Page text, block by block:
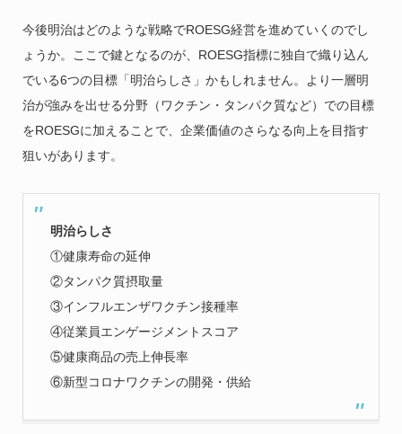
今後明治はどのような戦略でROESG経営を進めていくのでし
ょうか。ここで鍵となるのが、ROESG指標に独自で織り込ん
でいる6つの目標「明治らしさ」かもしれません。より一層明
治が強みを出せる分野（ワクチン・タンパク質など）での目標
をROESGに加えることで、企業価値のさらなる向上を目指す
狙いがあります。
明治らしさ
①健康寿命の延伸
②タンパク質摂取量
③インフルエンザワクチン接種率
④従業員エンゲージメントスコア
⑤健康商品の売上伸長率
⑥新型コロナワクチンの開発・供給